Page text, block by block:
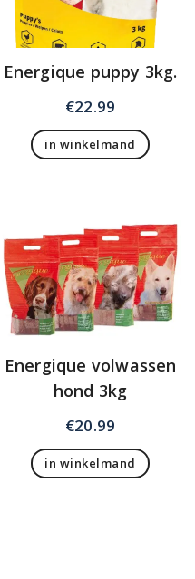
Energique puppy 3kg.
€22.99
in winkelmand
Energique volwassen
hond 3kg
€20.99
in winkelmand